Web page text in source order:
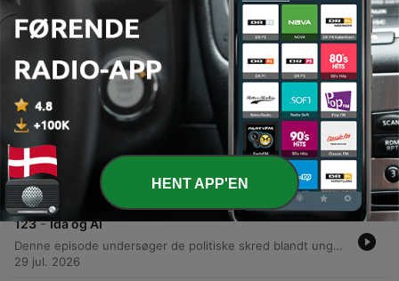
Episoder
125 - Nyt job til Sofie og Hamas
Programmet undersøger bekymringen for politisk spin, populisme og behovet for kildekritik i en tid præget af clickbait og teknologisk udvikling. Værterne reflekterer over, hvordan ny teknologi kan skabe intellektuelle kløfter og udfordre den saglige debat. Diskussionen bevæger sig videre til de komplekse geopolitiske dynamikker i Mellemøsten, herunder Trumps plan for Gaza og de interne udfordringer i området. Afslutningsvis belyses kontroversen omkring journalist Sofie Rud og hendes nye rolle ved den amerikanske ambassade samt spørgsmål om politisk integritet.
Tue, 4 Aug 2026 17:00:00 +0000
124 - Svømning og Skovbrande
Værterne starter med personlige emner som vægttab og frustration over dårlig etikette i lufthavne, før samtalen bevæger sig mod debatten om kønsrepræsentation i musikmagasinet Gaffa og spørgsmålet om talent versus kvoter. Derefter diskuteres de politiske konsekvenser af migrationsstrømme mod Spanien og Italien samt spændinger i Schengen-aftalen. Episoden afsluttes med en kritik af, hvordan politikere bruger følelsesladede argumenter og 'truthiness' i klimadebatten, hvilket kan skade sagens troværdighed.
Sun, 2 Aug 2026 13:00:00 +0000
123 - Ida og AI
Denne episode undersøger de politiske skred blandt unge vælgere, herunder Liberal Alliances fremgang og udfordringerne for Socialdemokratiet, samt hvordan digitaliseringen har fragmenteret vores fælles referenceramme. Samtalen dykker ned i generationskløfter, nostalgi og spændingerne mellem fagbevægelsen og de unge. Derudover diskuteres behovet for transparens i politiske netværk efter kritik af lukkede fora. Episoden reflekterer over kunstig intelligens' indvirkning på arbejdsmarkedet, risikoen ved for hurtig automatisering af kundeservice og de eksistentielle konsekvenser for menneskets trivsel og arbejdets betydning i et teknologisk accelererende samfund.
29 jul. 2026
HENT APP'EN